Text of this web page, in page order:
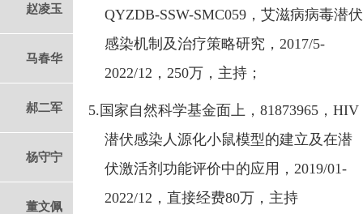
赵凌玉
马春华
郝二军
杨守宁
董文佩
QYZDB-SSW-SMC059，艾滋病病毒潜伏
感染机制及治疗策略研究， 2017/5-
2022/12 ， 250万，主持；
5. 国家自然科学基金面上， 81873965， HIV
潜伏感染人源化小鼠模型的建立及在潜
伏激活剂功能评价中的应用， 2019/01-
2022/12 ，直接经费80万，主持